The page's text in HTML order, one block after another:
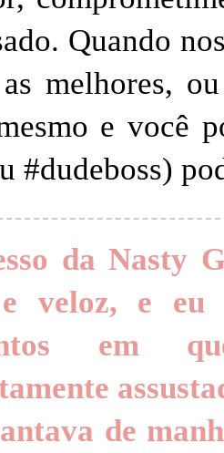
Quando
melhores,
e você
#dudeboss)
da Nasty
veloz, e eu
em
de